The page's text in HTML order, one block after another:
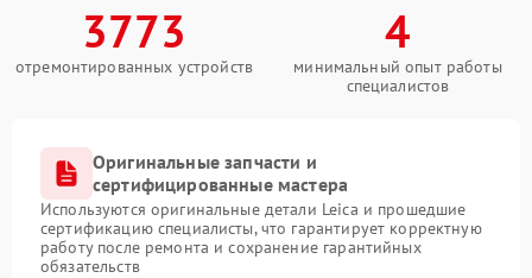
3773
отремонтированных устройств
4
минимальный опыт работы
специалистов
Оригинальные запчасти и
сертифицированные мастера
Используются оригинальные детали Leica и прошедшие
сертификацию специалисты, что гарантирует корректную
работу после ремонта и сохранение гарантийных
обязательств